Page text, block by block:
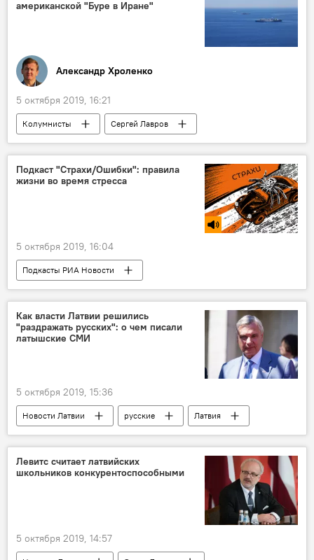
американской "Буре в Иране"
Александр Хроленко
5 октября 2019, 16:21
Колумнисты
Сергей Лавров
Россия
Китай США
Иран
учения
Подкаст "Страхи/Ошибки": правила
жизни во время стресса
5 октября 2019, 16:04
Подкасты РИА Новости
Радио Sputnik Латвия
стресс
Как власти Латвии решились
"раздражать русских": о чем писали
латышские СМИ
5 октября 2019, 15:36
Новости Латвии русские
Латвия
СМИ
"мешки ЧК"
реформа образования
Левитс считает латвийских
школьников конкурентоспособными
5 октября 2019, 14:57